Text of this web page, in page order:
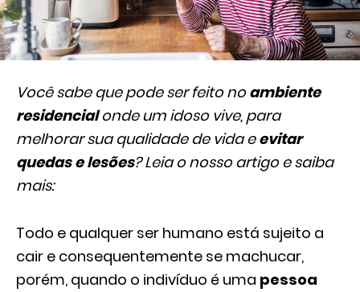
Você sabe que pode ser feito noambiente
residencialonde um idoso vive, para
melhorar sua qualidade de vida eevitar
quedas e lesões? Leia o nosso artigo e saiba
mais:
Todo e qualquer ser humano está sujeito a
cair e consequentemente se machucar,
porém, quando o indivíduo é uma pessoa